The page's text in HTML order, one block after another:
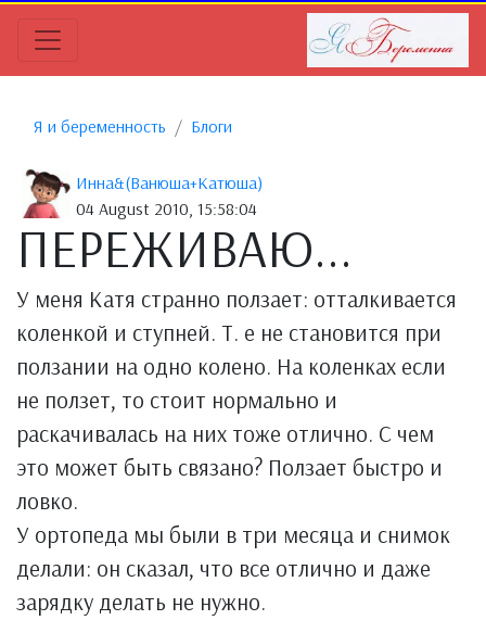
Я и беременность Блоги
Инна&(Ванюша+Катюша)
04 August 2010, 15:58:04
ПЕРЕЖИВАЮ...
У меня Катя странно ползает: отталкивается
коленкой и ступней. Т. е не становится при
ползании на одно колено. На коленках если
не ползет, то стоит нормально и
раскачивалась на них тоже отлично. С чем
это может быть связано? Ползает быстро и
ловко.
У ортопеда мы были в три месяца и снимок
делали: он сказал, что все отлично и даже
зарядку делать не нужно.